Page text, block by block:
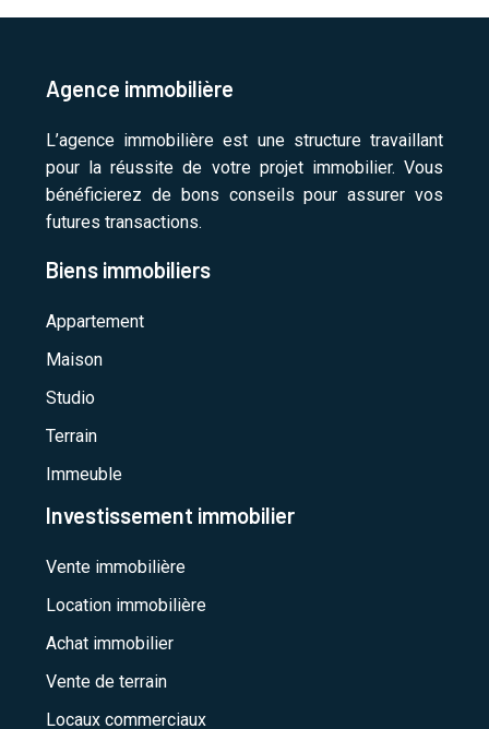
Agence immobilière
L’agence immobilière est une structure travaillant
pour la réussite de votre projet immobilier. Vous
bénéficierez de bons conseils pour assurer vos
futures transactions.
Biens immobiliers
Appartement
Maison
Studio
Terrain
Immeuble
Investissement immobilier
Vente immobilière
Location immobilière
Achat immobilier
Vente de terrain
Locaux commerciaux